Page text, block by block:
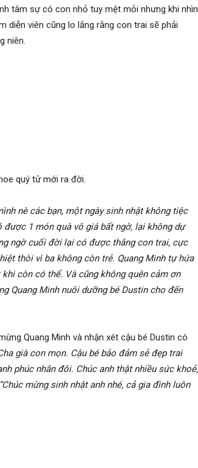
tâm sự có con nhỏ tuy mệt mỏi nhưng khi nhìn
diễn viên cũng lo lắng rằng con trai sẽ phải
niên.